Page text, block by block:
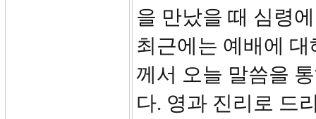
을 만났을 때 심령
최근에는 예배에
께서 오늘 말씀을
다. 영과 진리로 드